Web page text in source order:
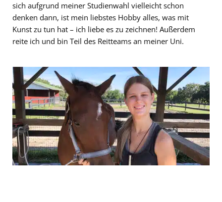
sich aufgrund meiner Studienwahl vielleicht schon
denken dann, ist mein liebstes Hobby alles, was mit
Kunst zu tun hat – ich liebe es zu zeichnen! Außerdem
reite ich und bin Teil des Reitteams an meiner Uni.